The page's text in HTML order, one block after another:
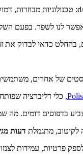
לנו לשפר. בפעם
Polis, כלי דליברציה
בדפוסים דומים. מה
לקיטוב, מתגמלת דעות